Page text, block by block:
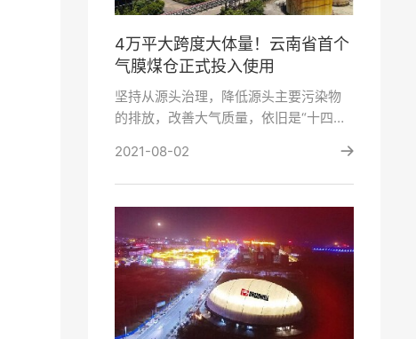
4万平大跨度大体量！云南省首个
气膜煤仓正式投入使用
坚持从源头治理，降低源头主要污染物
的排放，改善大气质量，依旧是“十四五”
日，云南省首个···
2021-08-02